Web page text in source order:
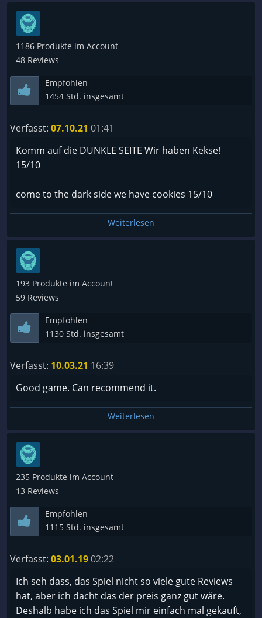
1186 Produkte im Account
48 Reviews
Empfohlen
1454 Std. insgesamt
Verfasst: 07.10.21 01:41
Komm auf die DUNKLE SEITE Wir haben Kekse!
15/10
come to the dark side we have cookies 15/10
Weiterlesen
193 Produkte im Account
59 Reviews
Empfohlen
1130 Std. insgesamt
Verfasst: 10.03.21 16:39
Good game. Can recommend it.
Weiterlesen
235 Produkte im Account
13 Reviews
Empfohlen
1115 Std. insgesamt
Verfasst: 03.01.1902:22
Ich seh dass, das Spiel nicht so viele gute Reviews
hat, aber ich dacht das der preis ganz gut wäre.
Deshalb habe ich das Spiel mir einfach mal gekauft,